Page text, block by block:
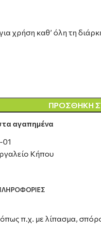
χρήση καθ’ όλη τη
ΠΡΟΣΘΉΚΗ
αγαπημένα
Κήπου
π.χ. με λίπασμα,